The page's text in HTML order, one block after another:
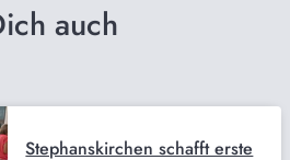
auch
Stephanskirchen schafft erste